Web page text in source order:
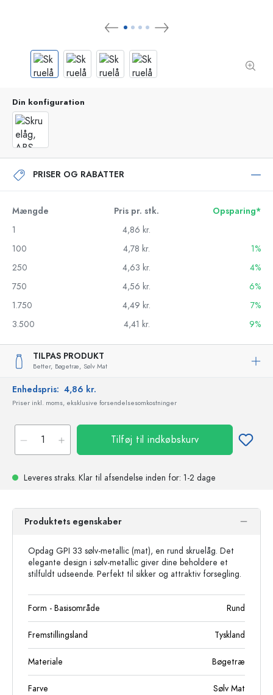
Din konfiguration
PRISER OG RABATTER
Mængde Pris pr. stk.
Opsparing*
1
4,86 kr.
100
4,78 kr.
1%
250
4,63 kr.
4%
750
4,56 kr.
6%
1.750
4,49 kr.
7%
3.500
4,41 kr. 9%
TILPAS PRODUKT
Better, Bøgetræ, Sølv Mat
Enhedspris: 4,86 kr.
Priser inkl. moms, eksklusive forsendelsesomkostninger
Tilføj til indkøbskurv
Leveres straks. Klar til afsendelse inden for: 1-2 dage
Produktets egenskaber
Opdag GPI 33 sølv-metallic (mat), en rund skruelåg. Det
elegante design i sølv-metallic giver dine beholdere et
stilfuldt udseende. Perfekt til sikker og attraktiv forsegling.
Form - Basisområde Rund
Fremstillingsland Tyskland
Materiale Bøgetræ
Farve Sølv Mat